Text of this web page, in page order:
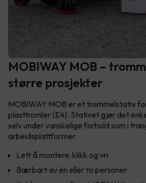
MOBIWAY MOB –
større prosjekter
MOBIWAY MOB er et trommelstativ
plasttromler (E4). Stativet gjør det
selv under vanskelige forhold som i
arbeidsplattformer.
Lett å montere: klikk og vri
Bærbart av én eller to personer